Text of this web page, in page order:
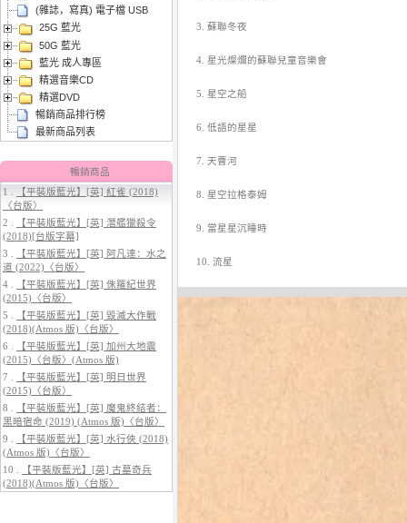
3.【平裝版藍光】[英] 太空超人
4.【平裝版藍光】[英] 穿著PRADA
的惡魔 2 (2026)[台版字幕]
5.【平裝版藍光】[英] 巔峰獵殺
(2026)
(雜誌，寫真) 電子檔 USB
25G 藍光
50G 藍光
藍光 成人專區
精選音樂CD
精選DVD
暢銷商品排行榜
最新商品列表
暢銷商品
1 .
【平裝版藍光】[英] 紅雀 (2018)
〈台版〉
2 .
【平裝版藍光】[英] 潛艦獵殺令
(2018)[台版字幕]
3 .
【平裝版藍光】[英] 阿凡達：水之
道 (2022)〈台版〉
4 .
【平裝版藍光】[英] 侏羅紀世界
(2015)〈台版〉
5 .
【平裝版藍光】[英] 毀滅大作戰
(2018)(Atmos 版)〈台版〉
6 .
【平裝版藍光】[英] 加州大地震
(2015)〈台版〉(Atmos 版)
7 .
【平裝版藍光】[英] 明日世界
(2015)〈台版〉
8 .
【平裝版藍光】[英] 魔鬼終結者：
黑暗宿命 (2019) (Atmos 版)〈台版〉
9 .
【平裝版藍光】[英] 水行俠 (2018)
(Atmos 版)〈台版〉
10 .
【平裝版藍光】[英] 古墓奇兵
(2018)(Atmos 版)〈台版〉
3. 蘇聯冬夜
4. 星光燦爛的蘇聯兒童音樂會
5. 星空之船
6. 低語的星星
7. 天曹河
8. 星空拉格泰姆
9. 當星星沉睡時
10. 流星